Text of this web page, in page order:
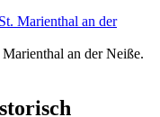
an der Neiße.